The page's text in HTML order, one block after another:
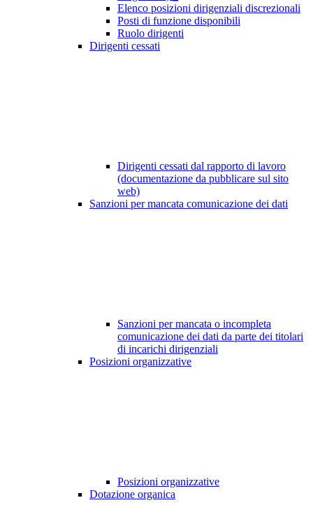
Elenco posizioni dirigenziali discrezionali
Posti di funzione disponibili
Ruolo dirigenti
Dirigenti cessati
Dirigenti cessati dal rapporto di lavoro
(documentazione da pubblicare sul sito
web)
Sanzioni per mancata comunicazione dei dati
Sanzioni per mancata o incompleta
comunicazione dei dati da parte dei titolari
di incarichi dirigenziali
Posizioni organizzative
Posizioni organizzative
Dotazione organica